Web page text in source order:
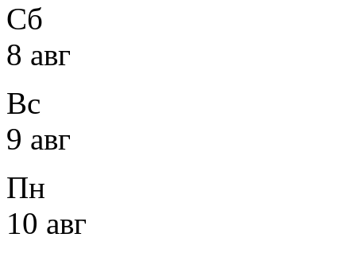
Сб
8 авг
Вс
9 авг
Пн
10 авг